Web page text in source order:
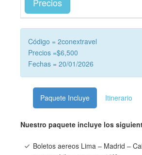
Código = 2conextravel
Precios =$6,500
Fechas = 20/01/2026
Paquete Incluye Itinerario
Nuestro paquete incluye los
Boletos aereos Lima – Madrid –